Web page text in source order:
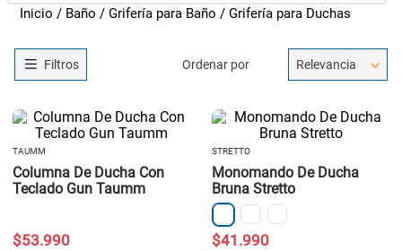
Baño Grifería para Baño Grifería para Duchas
Ordenar por Relevancia
TAUMM
Columna De Ducha Con
Teclado Gun Taumm
$53.990
STRETTO
Monomando De Ducha
Bruna Stretto
$41 .990